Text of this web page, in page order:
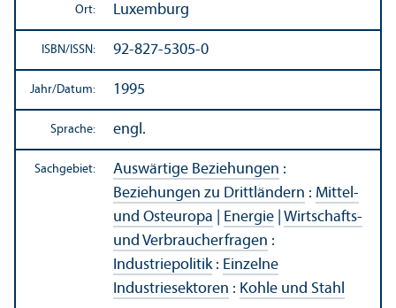
Ort: Luxemburg
ISBN/ ISSN: 92-827-5305-0
Jahr/Datum: 1995
Sprache: engl.
Sachgebiet: Auswärtige Beziehungen :
Beziehungen zu Drittländern : Mittel-
und Osteuropa
Energie Wirtschafts-
und Verbraucherfragen :
Industriepolitik: Einzelne
Industriesektoren : Kohle und Stahl